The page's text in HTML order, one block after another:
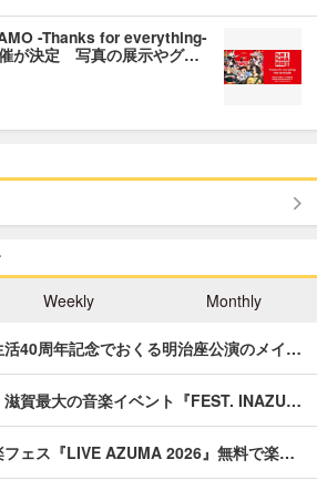
-Thanks for everything-
が決定 写真の展示やグ…
Weekly Monthly
40周年記念でおくる明治座公演のメイ…
賀最大の音楽イベント『FEST. INAZU…
フェス『LIVE AZUMA 2026』無料で楽…